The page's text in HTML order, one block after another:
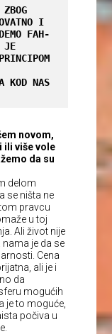
I
FAH-
JE
KOD NAS
novom,
ili više vole
da su
delom
se ništa ne
pravcu
u toj
Ali život nije
je da se
Cena
ali je i
da
mogućih
je to moguće,
počiva u